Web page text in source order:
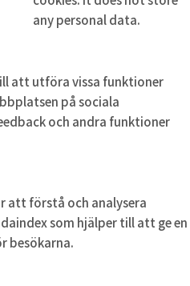
any personal data.
att utföra vissa funktioner
på sociala
och andra funktioner
att förstå och analysera
som hjälper till att ge en
besökarna.